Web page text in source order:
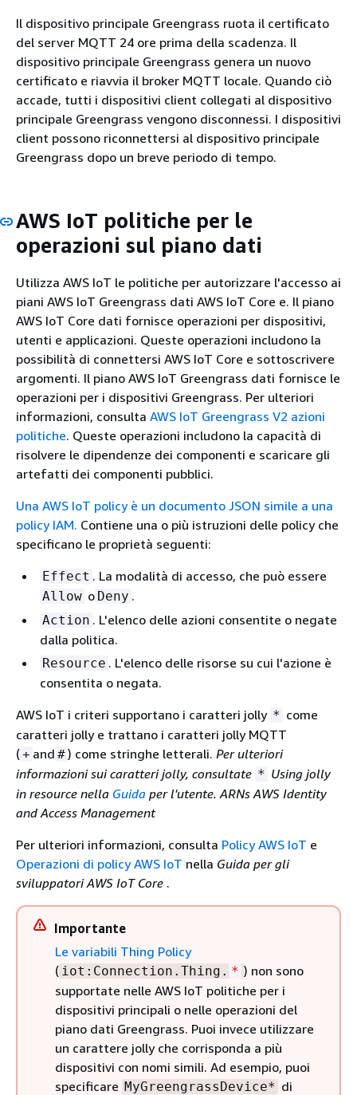
Il dispositivo principale Greengrass ruota il certificato
del server MQTT 24 ore prima della scadenza. Il
dispositivo principale Greengrass genera un nuovo
certificato e riavvia il broker MQTT locale. Quando ciò
accade, tutti i dispositivi client collegati al dispositivo
principale Greengrass vengono disconnessi. I dispositivi
client possono riconnettersi al dispositivo principale
Greengrass dopo un breve periodo di tempo.
AWS IoT politiche per le
operazioni sul piano dati
Utilizza AWS IoT le politiche per autorizzare l'accesso ai
piani AWS IoT Greengrass dati AWS IoT Core e. Il piano
AWS IoT Core dati fornisce operazioni per dispositivi,
utenti e applicazioni. Queste operazioni includono la
possibilità di connettersi AWS IoT Core e sottoscrivere
argomenti. Il piano AWS IoT Greengrass dati fornisce le
operazioni per i dispositivi Greengrass. Per ulteriori
informazioni, consulta AWS IoT Greengrass V2 azioni
politiche. Queste operazioni includono la capacità di
risolvere le dipendenze dei componenti e scaricare gli
artefatti dei componenti pubblici.
Una AWS IoT policy è un documento JSON simile a una
policy IAM. Contiene una o più istruzioni delle policy che
specificano le proprietà seguenti:
Effect . La modalità di accesso, che può essere
Allow o Deny .
Action . L'elenco delle azioni consentite o negate
dalla politica.
Resource . L'elenco delle risorse su cui l'azione è
consentita o negata.
AWS IoT i criteri supportano i caratteri jolly * come
caratteri jolly e trattano i caratteri jolly MQTT
(+ and #) come stringhe letterali. Per ulteriori
informazioni sui caratteri jolly, consultate * Using jolly
in resource nella Guida per l'utente. ARNs AWS Identity
and Access Management
Per ulteriori informazioni, consulta Policy AWS IoT e
Operazioni di policy AWS IoT nella Guida per gli
sviluppatori AWS IoT Core .
Importante
Le variabili Thing Policy
( iot:Connection.Thing. * ) non sono
supportate nelle AWS IoT politiche per i
dispositivi principali o nelle operazioni del
piano dati Greengrass. Puoi invece utilizzare
un carattere jolly che corrisponda a più
dispositivi con nomi simili. Ad esempio, puoi
specificare MyGreengrassDevice* di